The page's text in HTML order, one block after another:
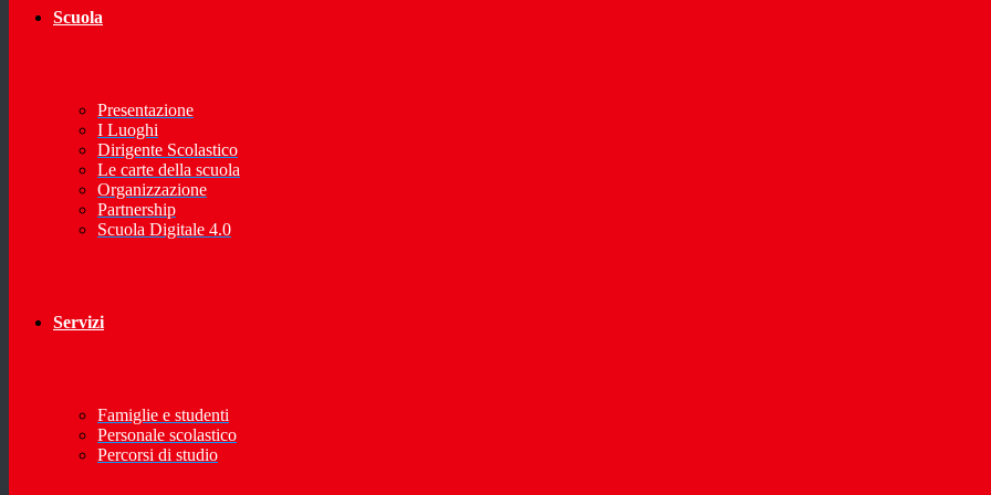
Scuola
Presentazione
I Luoghi
Dirigente Scolastico
Le carte della scuola
Organizzazione
Partnership
Scuola Digitale 4.0
Servizi
Famiglie e studenti
Personale scolastico
Percorsi di studio